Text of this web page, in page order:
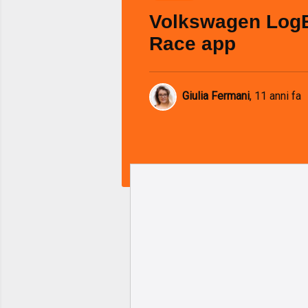
Volkswagen
Race app
Giulia Fermani, 11 anni fa